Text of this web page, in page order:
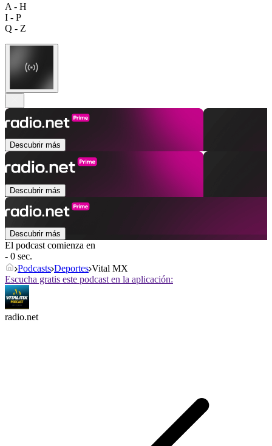
A - H
I - P
Q - Z
Descubrir más
Descubrir más
Descubrir más
El podcast comienza en
- 0 sec.
Podcasts Deportes Vital MX
Escucha gratis este podcast en la aplicación:
radio.net